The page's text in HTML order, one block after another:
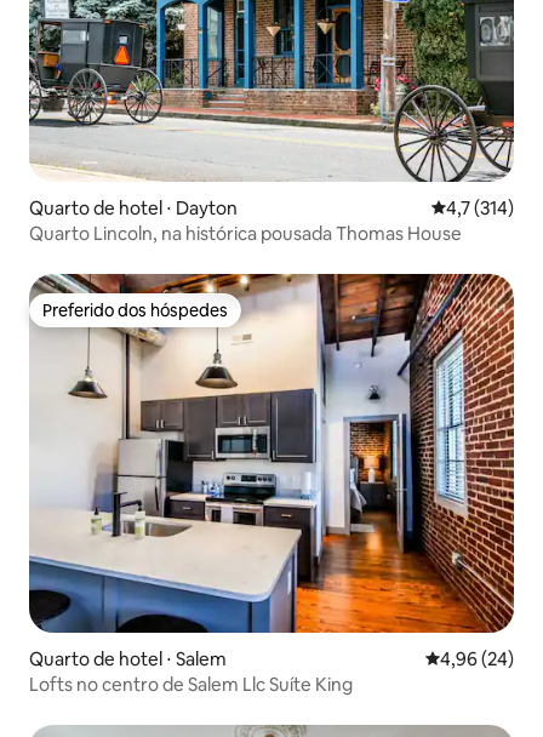
Quarto de hotel ⋅ Dayton 4,7 de uma
4,7 (314)
Quarto Lincoln, na histórica pousada Thomas House
Preferido dos hóspedes
Preferido dos hóspedes
Quarto de hotel ⋅ Salem 4,96 de uma
4,96 (24)
Lofts no centro de Salem Llc Suíte King